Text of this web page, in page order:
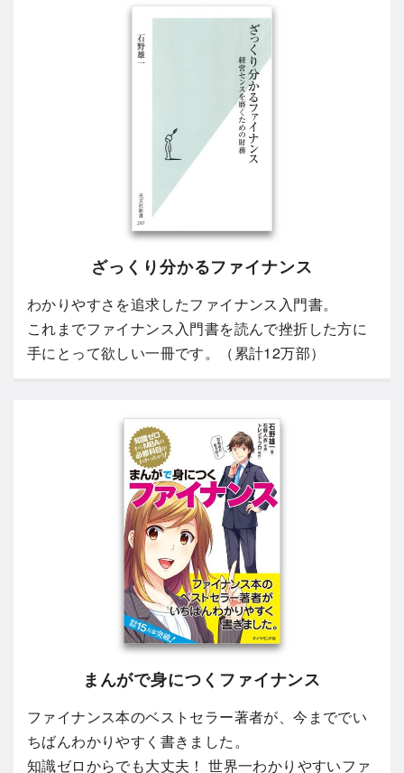
ざっくり分かるファイナンス
わかりやすさを追求したファイナンス入門書。
これまでファイナンス入門書を読んで挫折した方に
手にとって欲しい一冊です。（累計12万部）
まんがで身につくファイナンス
ファイナンス本のベストセラー著者が、今まででい
ちばんわかりやすく書きました。
知識ゼロからでも大丈夫！ 世界一わかりやすいファ